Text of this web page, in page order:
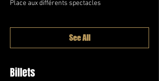
Place aux différents spectacles
See All
Billets